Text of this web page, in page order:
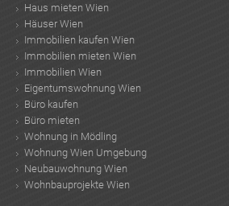
Haus mieten Wien
Häuser Wien
Immobilien kaufen Wien
Immobilien mieten Wien
Immobilien Wien
Eigentumswohnung Wien
Büro kaufen
Büro mieten
Wohnung in Mödling
Wohnung Wien Umgebung
Neubauwohnung Wien
Wohnbauprojekte Wien